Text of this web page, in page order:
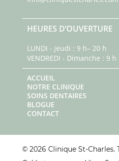
HEURES D’OUVERTURE
LUNDI - jeudi : 9 h– 20 h
VENDREDI - Dimanche : 9 h
ACCUEIL
NOTRE CLINIQUE
SOINS DENTAIRES
BLOGUE
CONTACT
© 2026 Clinique St-Charles.